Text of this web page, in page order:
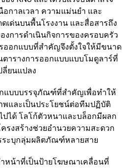
อกาลเวลา ความแม่นยำ และ
เด่นบนพื้นโรงงาน และสื่อสารถึง
การดำเนินกิจการของครอบครัว
ออกแบบที่สำคัญจึงตั้งใจให้มีขนาด
ารางการออกแบบแบบโมดูลาร์ที่
ลี่ยนแปลง
แบบบรรจุภัณฑ์ที่สำคัญเพื่อทำให้
และเป็นประโยชน์ต่อทีมปฏิบัติ
ปได้ โลโก้ตัวหนาและบล็อกมีผลก
งสร้างช่วยอำนวยความสะดวก
ระบุกลุ่มผลิตภัณฑ์หลายสาย
หน้าที่เป็นป้ายโฆษณาเคลื่อนที่